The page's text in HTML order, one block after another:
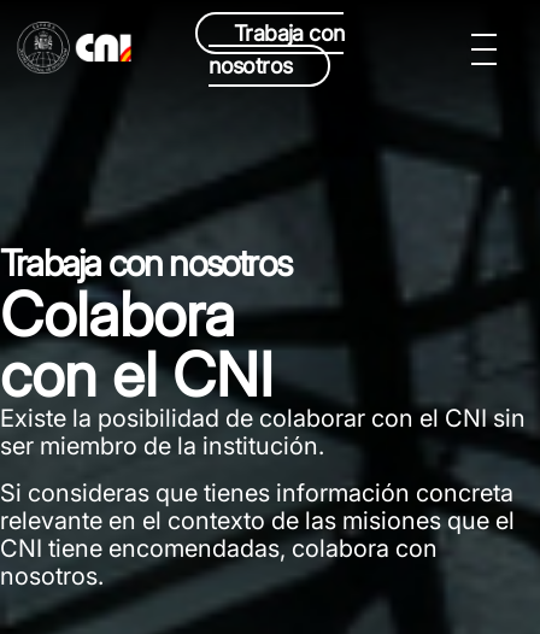
Trabaja con
nosotros
Trabaja con nosotros
Colabora
con el CNI
Existe la posibilidad de colaborar con el CNI sin
ser miembro de la institución.
Si consideras que tienes información concreta
relevante en el contexto de las misiones que el
CNI tiene encomendadas, colabora con
nosotros.